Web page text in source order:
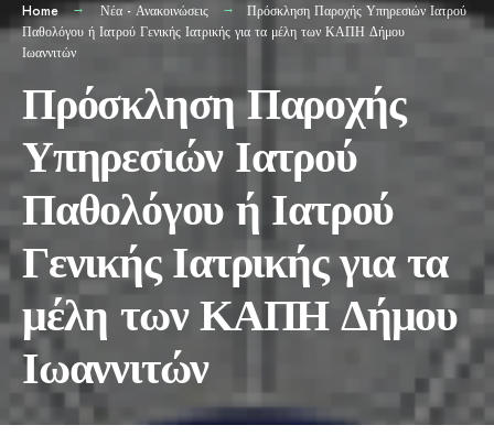
Home Νέα - Ανακοινώσεις
Πρόσκληση Παροχής Υπηρεσιών Ιατρού
Παθολόγου ή Ιατρού Γενικής Ιατρικής για τα μέλη των ΚΑΠΗ Δήμου
Ιωαννιτών
Πρόσκληση Παροχής
Υπηρεσιών Ιατρού
Παθολόγου ή Ιατρού
Γενικής Ιατρικής για τα
μέλη των ΚΑΠΗ Δήμου
Ιωαννιτών